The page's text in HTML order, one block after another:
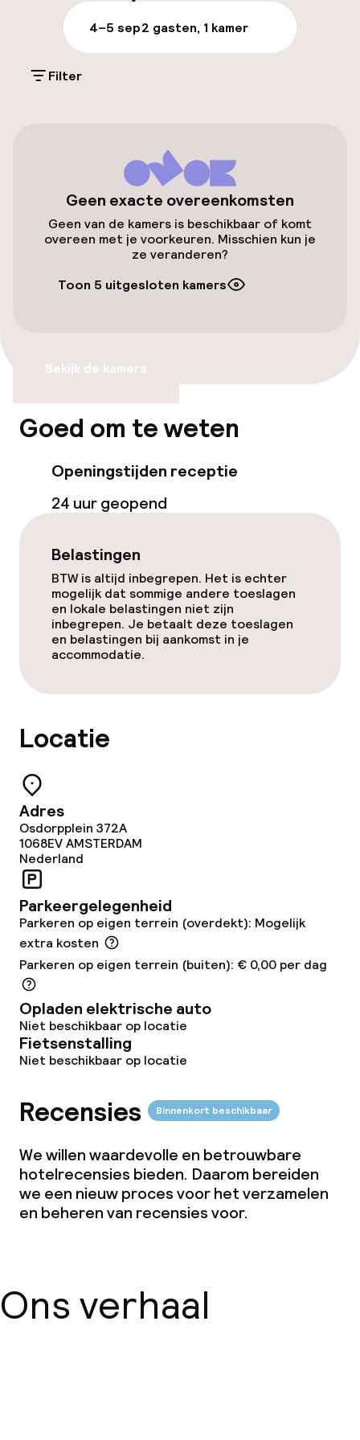
Parkeren & mobiliteit
Parkeergelegenheid op eigen terrein
(buiten)
Mogelijk extra kosten
Openbaar parkeren
Luchthavenshuttle
Transferservice
Fietsen beschikbaar
Toegankelijkheid
Overal rolstoeltoegankelijk
Lift
Entertainment
Gratis wifi
TV lounge
Eet- en drinkgelegenheden
Eet- en drinkdiensten
Ontbijtbuffet
Roomservice
Schoonmaakvoorzieningen
Beleid
4–5 sep2 gasten, 1 kamer
Filter
Geen exacte overeenkomsten
Geen van de kamers is beschikbaar of komt
overeen met je voorkeuren. Misschien kun je
ze veranderen?
Toon 5 uitgesloten kamers
Bekijk de kamers
Goed om te weten
Openingstijden receptie
24 uur geopend
Belastingen
BTW is altijd inbegrepen. Het is echter
mogelijk dat sommige andere toeslagen
en lokale belastingen niet zijn
inbegrepen. Je betaalt deze toeslagen
en belastingen bij aankomst in je
accommodatie.
Locatie
Adres
Osdorpplein 372A
1068EVAMSTERDAM
Nederland
Parkeergelegenheid
Parkeren op eigen terrein (overdekt): Mogelijk
extra kosten
Parkeren op eigen terrein (buiten): € 0,00 per dag
Opladen elektrische auto
Niet beschikbaar op locatie
Fietsenstalling
Niet beschikbaar op locatie
Recensies Binnenkort beschikbaar
We willen waardevolle en betrouwbare
hotelrecensies bieden. Daarom bereiden
we een nieuw proces voor het verzamelen
en beheren van recensies voor.
Ons verhaal